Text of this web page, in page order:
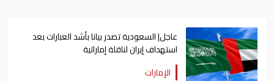
عاجل| السعودية تصدر بيانا بأشد العبارات بعد
استهداف إيران لناقلة إماراتية
الإمارات